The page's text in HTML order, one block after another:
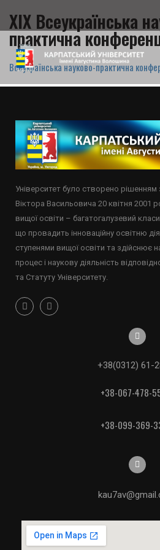
XIX Всеукраїнська
практична
Всеукраїнська науково-практична
Університет було створено
Віктора Васильовича 20 квітня 2001
вищої освіти – багатогалузевий
що провадить інноваційну освітню
ступенями вищої освіти та здійснює
процес і наукову діяльність
та Статуту Університету.
+38(0312) 61-
+38-067-478-
+38-099-369-